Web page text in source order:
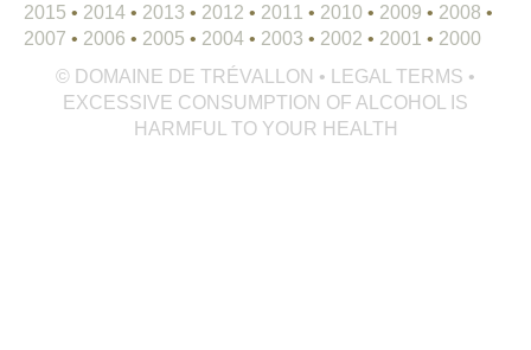
2015 • 2014 • 2013 • 2012 • 2011 • 2010 • 2009 • 2008 •
2007 • 2006 • 2005 • 2004 • 2003 • 2002 • 2001 • 2000
© DOMAINE DE TRÉVALLON • LEGAL TERMS •
EXCESSIVE CONSUMPTION OF ALCOHOL IS
HARMFUL TO YOUR HEALTH